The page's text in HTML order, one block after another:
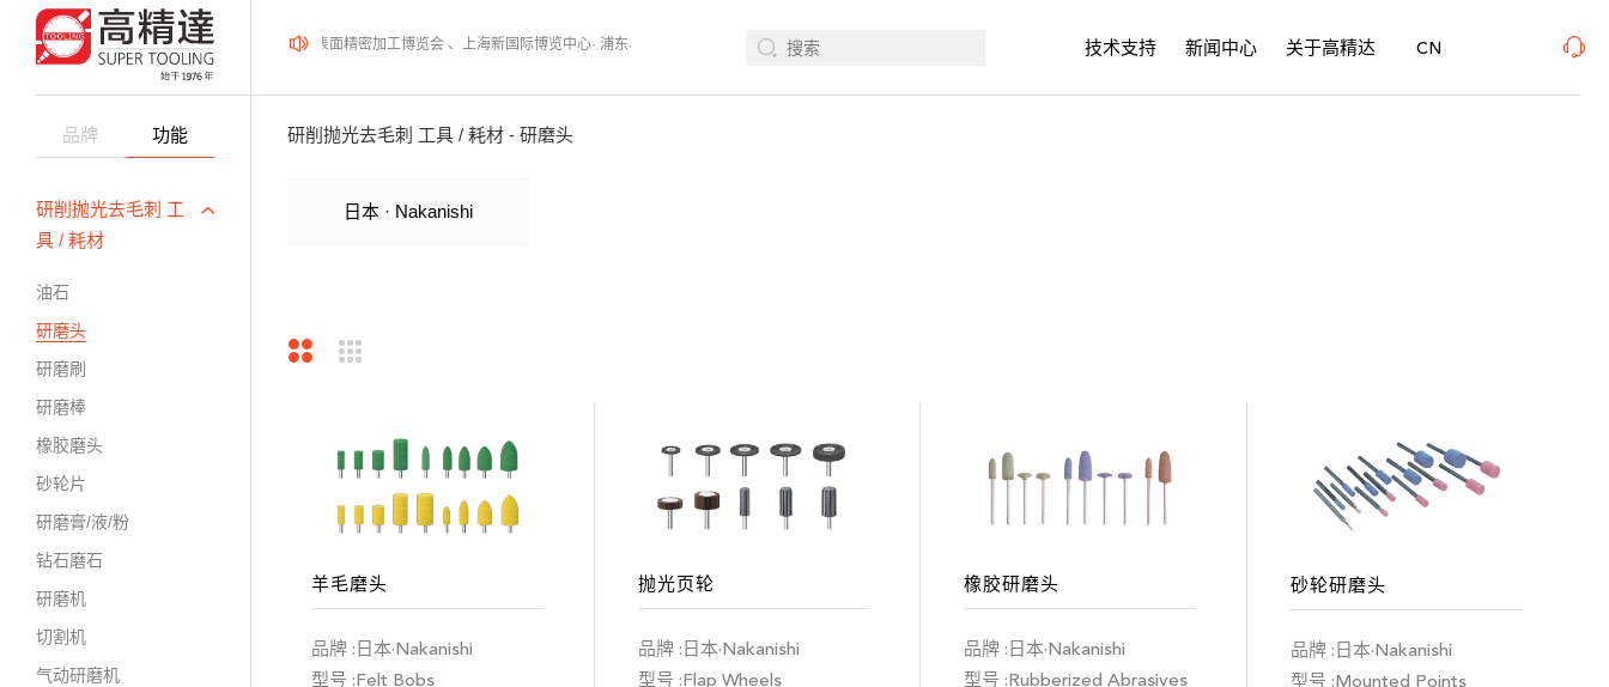
品牌 功能
研削抛光去毛刺 工
具 / 耗材
油石
研磨头
研磨刷
研磨棒
橡胶磨头
砂轮片
研磨膏/液/粉
钻石磨石
研磨机
切割机
气动研磨机
2026年08月12-14日、SurfacePME 表面精密加工博览会 、上海新国际博览中心· 浦东、W1馆E21 、欢迎莅临指导 2026年08月12-14日、SurfacePME 表面精密加工博览会 、上海新国际博览中心· 浦东、W1馆E21 、欢迎莅临指导
技术支持 新闻中心 关于高精达 CN
研削抛光去毛刺 工具 / 耗材 - 研磨头
日本 · Nakanishi
羊毛磨头
品牌 :日本·Nakanishi
型号 :Felt Bobs
抛光页轮
品牌 :日本·Nakanishi
型号 :Flap Wheels
橡胶研磨头
品牌 :日本·Nakanishi
型号 :Rubberized Abrasives
砂轮研磨头
品牌 :日本·Nakanishi
型号 :Mounted Points